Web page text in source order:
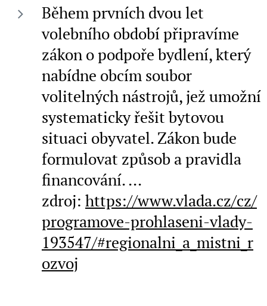
Během prvních dvou let
volebního období připravíme
zákon o podpoře bydlení, který
nabídne obcím soubor
volitelných nástrojů, jež umožní
systematicky řešit bytovou
situaci obyvatel. Zákon bude
formulovat způsob a pravidla
financování. ...
zdroj: https://www.vlada.cz/cz/
programove-prohlaseni-vlady-
193547/#regionalni_a_mistni_r
ozvoj